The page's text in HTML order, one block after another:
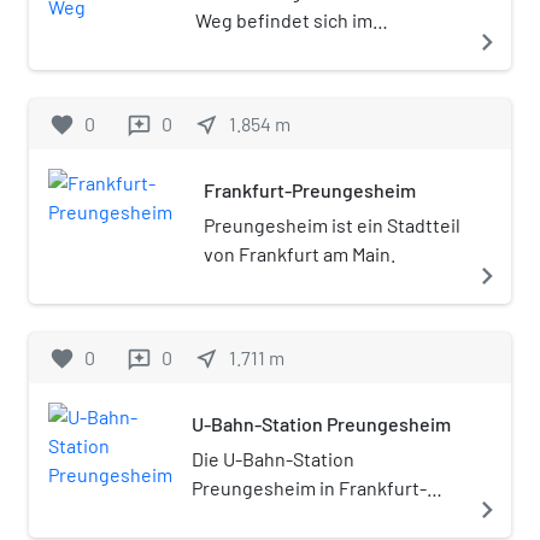
Weg befindet sich im
Frankfurter Berg und wird
Landstraße im Westen, die
den Berkersheimer Weg im
Süden und die
Wiesenlandschaft des
westlich der Homburger
wird als Siedlung Frankfurter
navigate_next
favorite 0 reviews 0 near_me 1.854 m
Frankfurt-Preungesheim
Preungesheim ist ein Stadtteil
von Frankfurt am Main.
navigate_next
favorite 0 reviews 0 near_me 1.711 m
U-Bahn-Station Preungesheim
Die U-Bahn-Station
Preungesheim in Frankfurt-
navigate_next